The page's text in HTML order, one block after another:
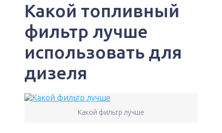
Какой топливный
фильтр лучше
использовать для
дизеля
Какой фильтр лучше